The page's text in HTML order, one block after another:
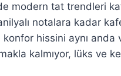
modern tat trendleri
notalara kadar
hissini aynı
kalmıyor, lüks ve